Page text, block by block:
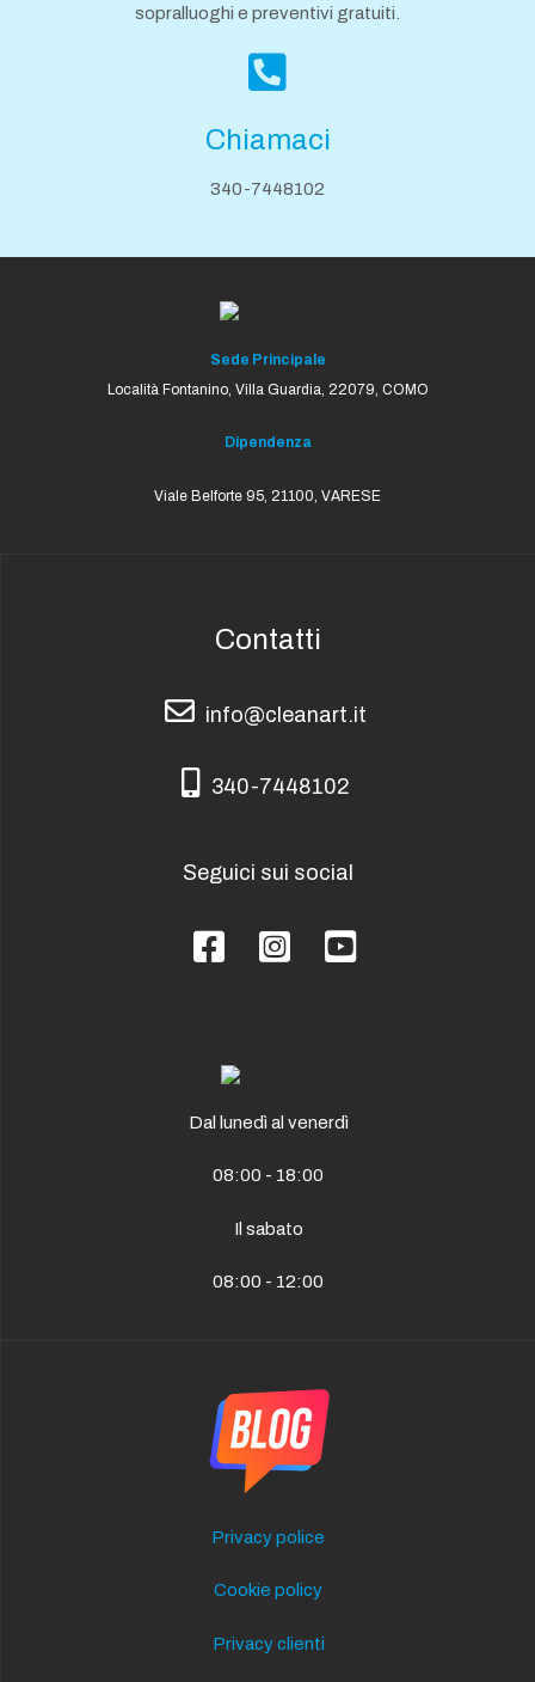
sopralluoghi e preventivi gratuiti.
Chiamaci
340-7448102
Sede Principale
Località Fontanino, Villa Guardia, 22079, COMO
Dipendenza
Viale Belforte 95, 21100, VARESE
Contatti
info@cleanart.it
info@cleanart.it
340-7448102
340-7448102
Seguici sui social
Dal lunedì al venerdì
08:00 - 18:00
Il sabato
08:00 - 12:00
Privacy police
Cookie policy
Privacy clienti